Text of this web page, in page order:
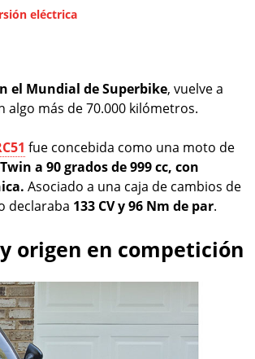
eléctrica
el Mundial de Superbike, vuelve a
algo más de 70.000 kilómetros.
fue concebida como una moto de
a 90 grados de 999 cc, con
Asociado a una caja de cambios de
declaraba 133 CV y 96 Nm de par.
y origen en competición